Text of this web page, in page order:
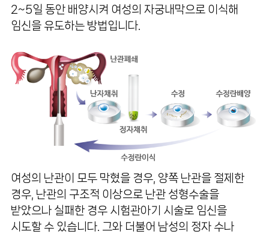
난치성난임
가임력보존
남성난임
난임바로알기
2~5일 동안 배양시켜 여성의 자궁내막으로 이식해
임신을 유도하는 방법입니다.
여성의 난관이 모두 막혔을 경우, 양쪽 난관을 절제한
경우, 난관의 구조적 이상으로 난관 성형수술을
받았으나 실패한 경우 시험관아기 시술로 임신을
시도할 수 있습니다. 그와 더불어 남성의 정자 수나